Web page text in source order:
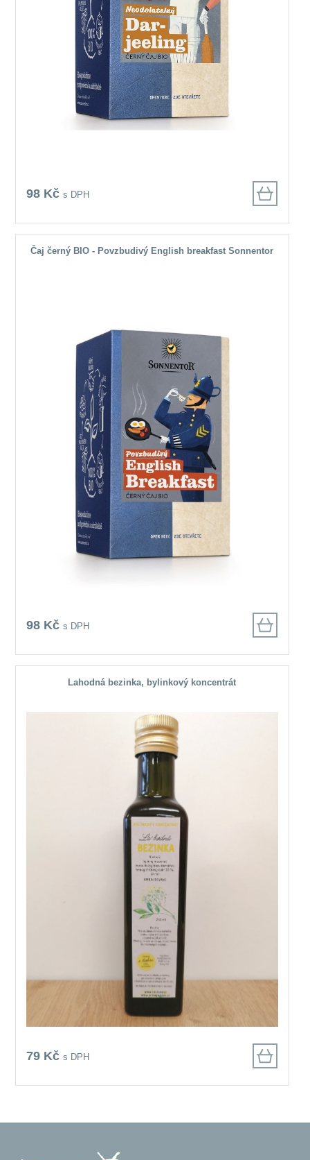
98 Kčs DPH
Čaj černý BIO - Povzbudivý English breakfast Sonnentor
98 Kčs DPH
Lahodná bezinka, bylinkový koncentrát
79 Kčs DPH